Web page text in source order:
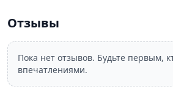
Отзывы
Пока нет отзывов. Будьте первым,
впечатлениями.